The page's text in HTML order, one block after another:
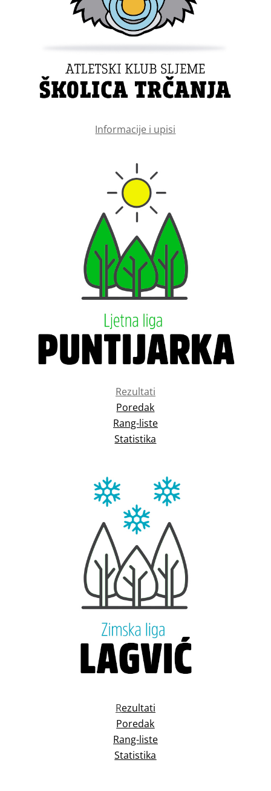
Informacije i upisi
Rezultati
Poredak
Rang-liste
Statistika
Rezultati
Poredak
Rang-liste
Statistika